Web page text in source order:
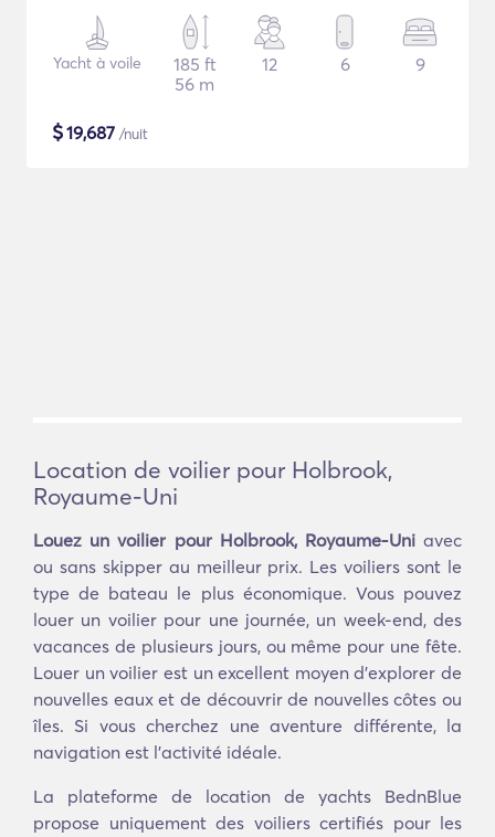
Yacht à voile
185 ft
56 m
12 6 9
$19,687 /nuit
Location de voilier pour Holbrook,
Royaume-Uni
Louez un voilier pour Holbrook, Royaume-Uniavec
ou sans skipper au meilleur prix. Les voiliers sont le
type de bateau le plus économique. Vous pouvez
louer un voilier pour une journée, un week-end, des
vacances de plusieurs jours, ou même pour une fête.
Louer un voilier est un excellent moyen d'explorer de
nouvelles eaux et de découvrir de nouvelles côtes ou
îles. Si vous cherchez une aventure différente, la
navigation est l'activité idéale.
La plateforme de location de yachts BednBlue
propose uniquement des voiliers certifiés pour les